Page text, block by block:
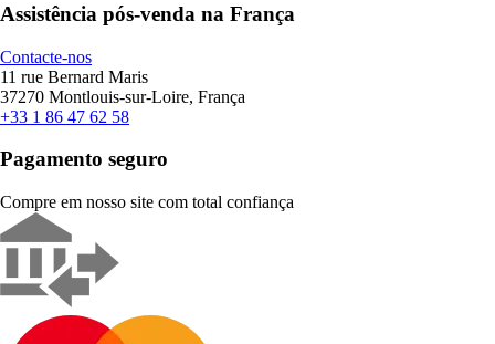
Assistência pós-venda na França
Contacte-nos
11 rue Bernard Maris
37270 Montlouis-sur-Loire, França
+33 1 86 47 62 58
Pagamento seguro
Compre em nosso site com total confiança